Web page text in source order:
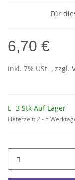
Für
6,70 €
inkl. 7% USt. , zzgl.
3 Stk Auf Lager
Lieferzeit:2 - 5